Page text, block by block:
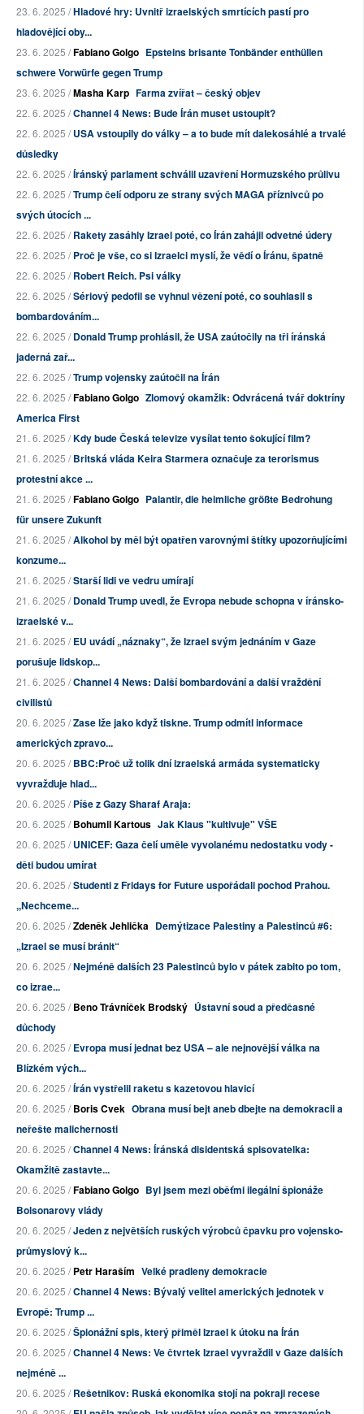
23. 6. 2025 /Hladové hry: Uvnitř izraelských smrtících pastí pro
hladovějící oby...
23. 6. 2025 /Fabiano Golgo Epsteins brisante Tonbänder enthüllen
schwere Vorwürfe gegen Trump
23. 6. 2025 /Masha Karp Farma zvířat – český objev
22. 6. 2025 /Channel 4 News: Bude Írán muset ustoupit?
22. 6. 2025 /USA vstoupily do války – a to bude mít dalekosáhlé a trvalé
důsledky
22. 6. 2025 /Íránský parlament schválil uzavření Hormuzského průlivu
22. 6. 2025 /Trump čelí odporu ze strany svých MAGA příznivců po
svých útocích ...
22. 6. 2025 /Rakety zasáhly Izrael poté, co Írán zahájil odvetné údery
22. 6. 2025 /Proč je vše, co si Izraelci myslí, že vědí o Íránu, špatně
22. 6. 2025 /Robert Reich. Psi války
22. 6. 2025 /Sériový pedofil se vyhnul vězení poté, co souhlasil s
bombardováním...
22. 6. 2025 /Donald Trump prohlásil, že USA zaútočily na tři íránská
jaderná zař...
22. 6. 2025 /Trump vojensky zaútočil na Írán
22. 6. 2025 /Fabiano Golgo Zlomový okamžik: Odvrácená tvář doktríny
America First
21. 6. 2025 /Kdy bude Česká televize vysílat tento šokující film?
21. 6. 2025 /Britská vláda Keira Starmera označuje za terorismus
protestní akce ...
21. 6. 2025 /Fabiano Golgo Palantir, die heimliche größte Bedrohung
für unsere Zukunft
21. 6. 2025 /Alkohol by měl být opatřen varovnými štítky upozorňujícími
konzume...
21. 6. 2025 /Starší lidi ve vedru umírají
21. 6. 2025 /Donald Trump uvedl, že Evropa nebude schopna v íránsko-
izraelské v...
21. 6. 2025 /EU uvádí „náznaky“, že Izrael svým jednáním v Gaze
porušuje lidskop...
21. 6. 2025 /Channel 4 News: Další bombardování a další vraždění
civilistů
20. 6. 2025 /Zase lže jako když tiskne. Trump odmítl informace
amerických zpravo...
20. 6. 2025 /BBC:Proč už tolik dní izraelská armáda systematicky
vyvražďuje hlad...
20. 6. 2025 /Píše z Gazy Sharaf Araja:
20. 6. 2025 /Bohumil Kartous Jak Klaus "kultivuje" VŠE
20. 6. 2025 /UNICEF: Gaza čelí uměle vyvolanému nedostatku vody -
děti budou umírat
20. 6. 2025 /Studenti z Fridays for Future uspořádali pochod Prahou.
,,Nechceme...
20. 6. 2025 /Zdeněk Jehlička Demýtizace Palestiny a Palestinců #6:
„Izrael se musí bránit“
20. 6. 2025 /Nejméně dalších 23 Palestinců bylo v pátek zabito po tom,
co izrae...
20. 6. 2025 /Beno Trávníček Brodský Ústavní soud a předčasné
důchody
20. 6. 2025 /Evropa musí jednat bez USA – ale nejnovější válka na
Blízkém vých...
20. 6. 2025 /Írán vystřelil raketu s kazetovou hlavicí
20. 6. 2025 /Boris Cvek Obrana musí bejt aneb dbejte na demokracii a
neřešte malichernosti
20. 6. 2025 /Channel 4 News: Íránská disidentská spisovatelka:
Okamžitě zastavte...
20. 6. 2025 /Fabiano Golgo Byl jsem mezi oběťmi ilegální špionáže
Bolsonarovy vlády
20. 6. 2025 /Jeden z největších ruských výrobců čpavku pro vojensko-
průmyslový k...
20. 6. 2025 /Petr Haraším Velké pradleny demokracie
20. 6. 2025 /Channel 4 News: Bývalý velitel amerických jednotek v
Evropě: Trump ...
20. 6. 2025 /Špionážní spis, který přiměl Izrael k útoku na Írán
20. 6. 2025 /Channel 4 News: Ve čtvrtek Izrael vyvraždil v Gaze dalších
nejméně ...
20. 6. 2025 /Rešetnikov: Ruská ekonomika stojí na pokraji recese